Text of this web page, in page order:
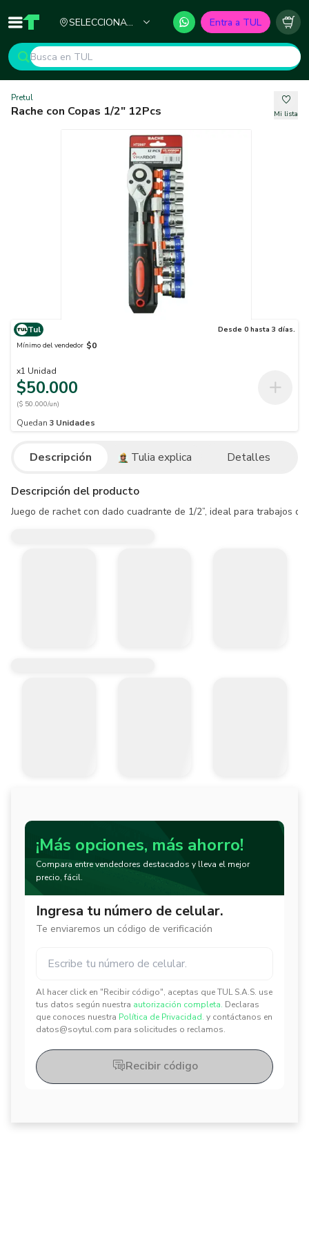
Inicio TUL - Tu Marketplace de Construcción
SELECCIONA
Entra a TUL
Pretul
Rache con Copas 1/2" 12Pcs Mi lista
Tul
Desde 0 hasta 3 días.
Mínimo del vendedor $0
x1 Unidad
$50.000
($ 50.000/un)
Quedan 3 Unidades
Descripción Tulia explica Detalles
Descripción del producto
Juego de rachet con dado cuadrante de 1/2”, ideal para trabajos
¡Más opciones, más ahorro!
Compara entre vendedores destacados y lleva el mejor
precio, fácil.
Ingresa tu número de celular.
Te enviaremos un código de verificación
Al hacer click en "Recibir código", aceptas que TUL S.A.S. use
tus datos según nuestra autorización completa. Declaras
que conoces nuestra Política de Privacidad. y contáctanos en
datos@soytul.com para solicitudes o reclamos.
✕
✕
Recibir código